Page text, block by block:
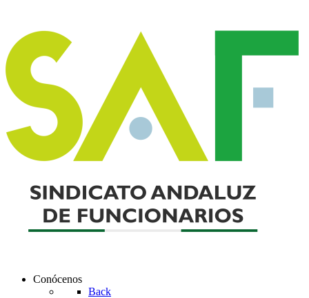
Conócenos
Back